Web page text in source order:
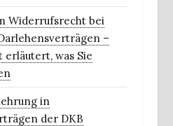
Widerrufsrecht bei
–
erläutert, was Sie
in
der DKB